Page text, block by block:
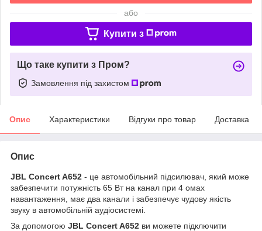
або
Купити з
Що таке купити з Пром?
Замовлення під захистом
Опис Характеристики Відгуки про товар Доставка
Опис
JBL Concert A652 - це автомобільний підсилювач, який може
забезпечити потужність 65 Вт на канал при 4 омах
навантаження, має два канали і забезпечує чудову якість
звуку в автомобільній аудіосистемі.
За допомогою JBL Concert A652 ви можете підключити